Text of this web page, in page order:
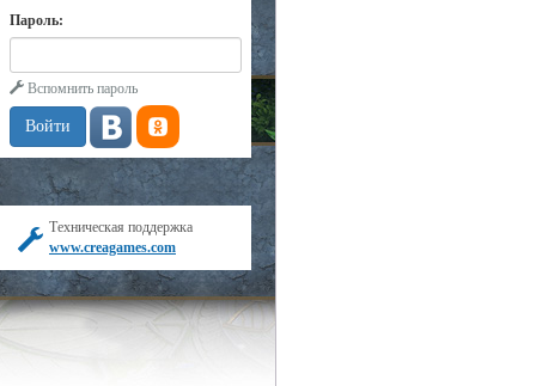
Пароль:
Вспомнить пароль
Техническая поддержка
www.creagames.com